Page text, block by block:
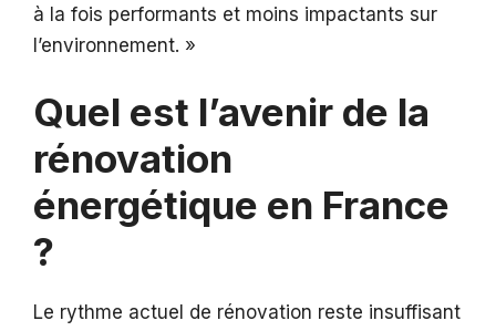
à la fois performants et moins impactants sur
l’environnement. »
Quel est l’avenir de la
rénovation
énergétique en France
?
Le rythme actuel de rénovation reste insuffisant